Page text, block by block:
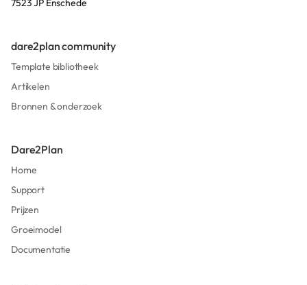
7523 JP Enschede
dare2plan community
Template bibliotheek
Artikelen
Bronnen & onderzoek
Dare2Plan
Home
Support
Prijzen
Groeimodel
Documentatie